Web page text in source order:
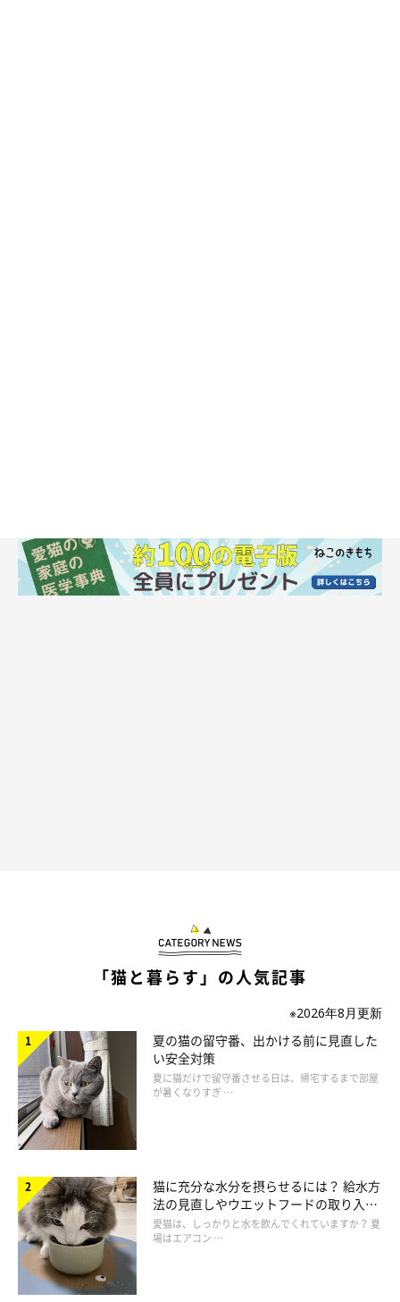
ねこのきもち投稿写真ギャラリー
猫が人をなめるのは、愛情表現以外の意図が含まれている場合も
あります。たとえば、飼い主さんの体についたにおいや味に興味
を持ってなめているときは、においを調べる目的でなめているの
ではないかという見方もあります。
また、かまってほしい気持ちや安心したい気持ちが関係している
こともあるでしょう。
「猫と暮らす」の人気記事
※2026年8月更新
夏の猫の留守番、出かける前に見直した
い安全対策
夏に猫だけで留守番させる日は、帰宅するまで部屋
が暑くなりすぎ …
猫に充分な水分を摂らせるには？ 給水方
法の見直しやウエットフードの取り入れ
方を解説
愛猫は、しっかりと水を飲んでくれていますか？ 夏
場はエアコン …